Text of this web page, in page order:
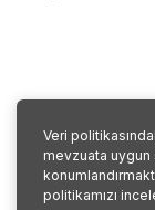
Veri
mevzuata
politikamızı